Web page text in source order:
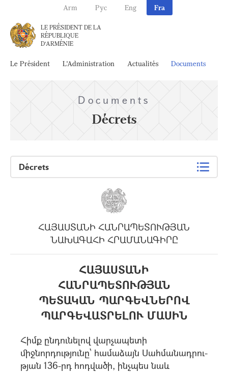
Arm Рус Eng Fra
LE PRÉSIDENT DE LA
RÉPUBLIQUE
D'ARMÉNIE
Le Président L'Administration Actualités Documents
Documents
Décrets
Décrets
ՀԱՅԱՍՏԱՆԻ ՀԱՆՐԱՊԵՏՈՒԹՅԱՆ
ՆԱԽԱԳԱՀԻ ՀՐԱՄԱՆԱԳԻՐԸ
ՀԱՅԱՍՏԱՆԻ
ՀԱՆՐԱՊԵՏՈՒԹՅԱՆ
ՊԵՏԱԿԱՆ ՊԱՐԳԵՎՆԵՐՈՎ
ՊԱՐԳԵՎԱՏՐԵԼՈՒ ՄԱՍԻՆ
Հիմք ընդունելով վարչապետի
միջնորդությունը՝ համաձայն Սահմանադրու-
թյան 136-րդ հոդվածի, ինչպես նաև